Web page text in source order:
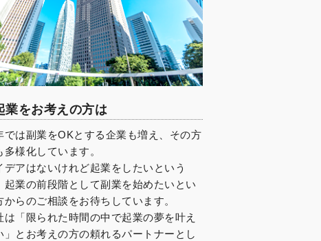
業をお考えの方は
では副業をOKとする企業も増え、その方
多様化しています。
デアはないけれど起業をしたいという
起業の前段階として副業を始めたいとい
からのご相談をお待ちしています。
は「限られた時間の中で起業の夢を叶え
」とお考えの方の頼れるパートナーとし